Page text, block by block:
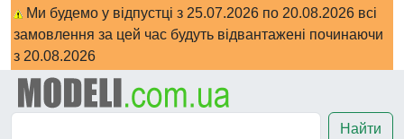
Ми будемо у відпустці з 25.07.2026 по 20.08.2026 всі
замовлення за цей час будуть відвантажені починаючи
з 20.08.2026
Найти